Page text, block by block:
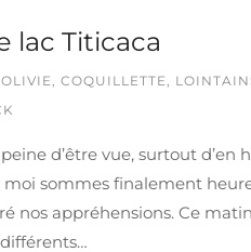
lac Titicaca
, COQUILLETTE,
d’être vue, surtout d’en
sommes finalement
nos appréhensions. Ce